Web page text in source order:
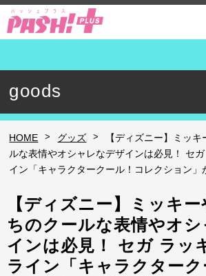
goods
HOME > グッズ >
【ディズニー】ミッ
ルな表情やオシャレなデザインは必見！ セ
イン「キャラクタークール！コレクション」
【ディズニー】ミッキ
ちのクールな表情やオ
インは必見！ セガ ラッ
ライン「キャラクター